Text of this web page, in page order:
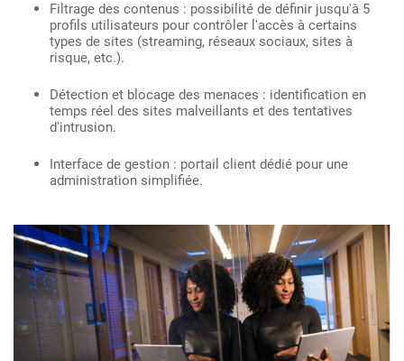
Filtrage des contenus : possibilité de définir jusqu'à 5
profils utilisateurs pour contrôler l'accès à certains
types de sites (streaming, réseaux sociaux, sites à
risque, etc.).
Détection et blocage des menaces : identification en
temps réel des sites malveillants et des tentatives
d'intrusion.
Interface de gestion : portail client dédié pour une
administration simplifiée.